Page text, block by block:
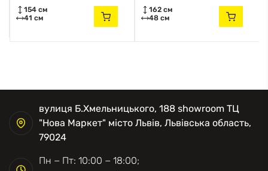
154 см
41 см
162 см
48 см
вулиця Б.Хмельницького, 188 showroom ТЦ
"Нова Маркет" місто Львів, Львівська область,
79024
Пн − Пт: 10:00 − 18:00;